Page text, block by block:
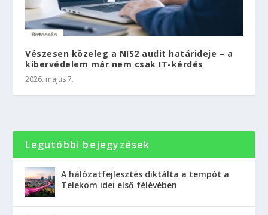
Vészesen közeleg a NIS2 audit határideje – a
kibervédelem már nem csak IT-kérdés
2026. május 7.
Legutóbbi bejegyzések
A hálózatfejlesztés diktálta a tempót a
Telekom idei első félévében